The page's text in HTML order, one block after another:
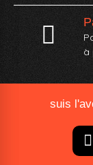
à
suis